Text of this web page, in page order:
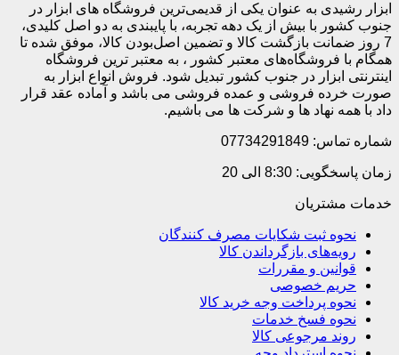
ابزار رشیدی به عنوان یکی از قدیمی‌ترین فروشگاه های ابزار در
جنوب کشور با بیش از یک دهه تجربه، با پایبندی به دو اصل کلیدی،
7 روز ضمانت بازگشت کالا و تضمین اصل‌بودن کالا، موفق شده تا
همگام با فروشگاه‌های معتبر کشور ، به معتبر ترین فروشگاه
اینترنتی ابزار در جنوب کشور تبدیل شود. فروش انواع ابزار به
صورت خرده فروشی و عمده فروشی می باشد و آماده عقد قرار
داد با همه نهاد ها و شرکت ها می باشیم.
شماره تماس: 07734291849
زمان پاسخگویی: 8:30 الی 20
خدمات مشتریان
نحوه ثبت شکایات مصرف کنندگان
رویه‌های بازگرداندن کالا
قوانین و مقررات
حریم خصوصی
نحوه پرداخت وجه خرید کالا
نحوه فسخ خدمات
روند مرجوعی کالا